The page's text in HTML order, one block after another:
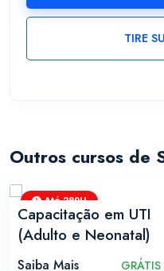
TIRE
Outros cursos de
Até 280H
Capacitação em UTI
(Adulto e Neonatal)
Saiba Mais GRÁTIS